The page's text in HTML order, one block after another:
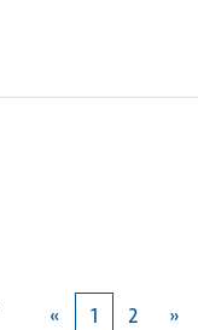
« 1 2 »